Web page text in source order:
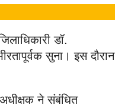
डॉ.
सुना। इस दौरान
ने संबंधित